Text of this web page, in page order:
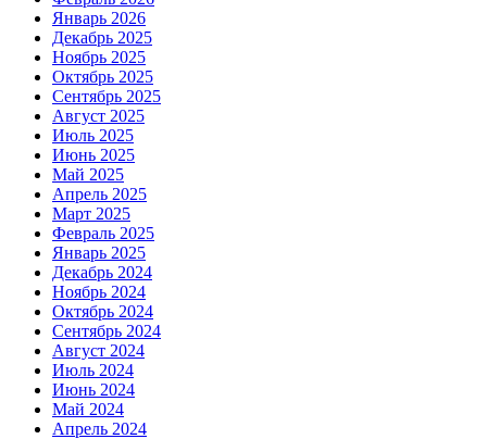
Январь 2026
Декабрь 2025
Ноябрь 2025
Октябрь 2025
Сентябрь 2025
Август 2025
Июль 2025
Июнь 2025
Май 2025
Апрель 2025
Март 2025
Февраль 2025
Январь 2025
Декабрь 2024
Ноябрь 2024
Октябрь 2024
Сентябрь 2024
Август 2024
Июль 2024
Июнь 2024
Май 2024
Апрель 2024